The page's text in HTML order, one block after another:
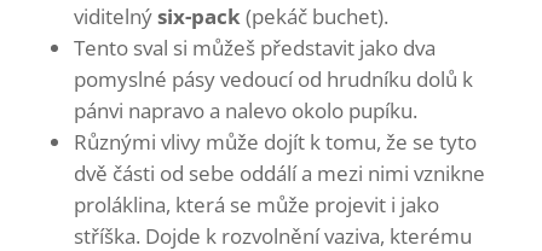
viditelnýsix-pack(pekáč buchet).
Tento sval si můžeš představit jako dva
pomyslné pásy vedoucí od hrudníku dolů k
pánvi napravo a nalevo okolo pupíku.
Různými vlivy může dojít k tomu, že se tyto
dvě části od sebe oddálí a mezi nimi vznikne
proláklina, která se může projevit i jako
stříška. Dojde k rozvolnění vaziva, kterému